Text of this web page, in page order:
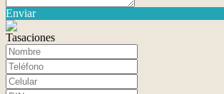
Enviar
Tasaciones